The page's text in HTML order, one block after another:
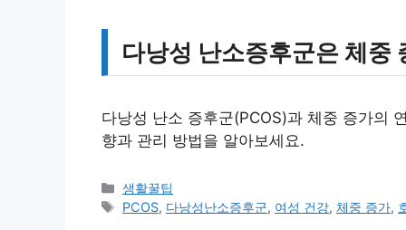
다낭성 난소증후군은 체중
다낭성 난소 증후군(PCOS)과 체중 증가의
향과 관리 방법을 알아보세요.
카
테
생활꿀팁
태
PCOS, 다낭성난소증후군, 여성 건강, 체중 증가,